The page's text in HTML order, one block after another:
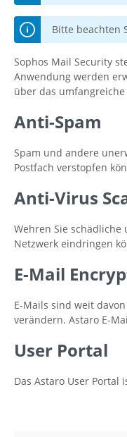
Bitte beachten
Sophos Mail Security
Anwendung werden
über das
Anti-Spam
Spam und andere
Postfach verstopfen
Anti-Virus
Wehren Sie
Netzwerk eindringen
E-Mail
E-Mails sind weit
verändern. Astaro E-
User Portal
Das Astaro User